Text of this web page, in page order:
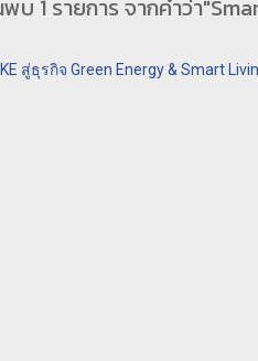
บ 1 รายการ จากคำว่า
สู่ธุรกิจ Green Energy & Smart